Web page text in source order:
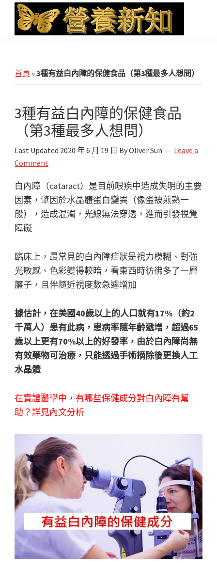
main
primary
footer
知
and
首頁 »3種有益白內障的保健食品（第3種最多人想問）
3種有益白內障的保健食品
（第3種最多人想問）
Last Updated 2020 年 6 月 19 日 ByOliver Sun
Leave a
Comment
白內障（cataract）是目前眼疾中造成失明的主要
因素，肇因於水晶體蛋白變異（像蛋被煎熟一
般），造成混濁，光線無法穿透，進而引發視覺
障礙
臨床上，最常見的白內障症狀是視力模糊、對強
光敏感、色彩變得較暗，看東西時彷彿多了一層
簾子，且伴隨近視度數急遽增加
據估計，在美國40歲以上的人口就有17%（約2
千萬人）患有此病，患病率隨年齡遞增，超過65
歲以上更有70%以上的好發率，由於白內障尚無
有效藥物可治療，只能透過手術摘除後更換人工
水晶體
在實證醫學中，有哪些保健成分對白內障有幫
助？詳見內文分析